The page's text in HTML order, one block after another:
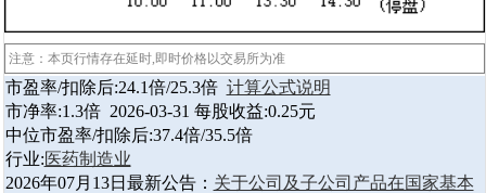
注意：本页行情存在延时,即时价格以交易所为准
市盈率/扣除后:24.1倍/25.3倍 计算公式说明
市净率:1.3倍 2026-03-31 每股收益:0.25元
中位市盈率/扣除后:37.4倍/35.5倍
行业:医药制造业
2026年07月13日最新公告： 关于公司及子公司产品在国家基本